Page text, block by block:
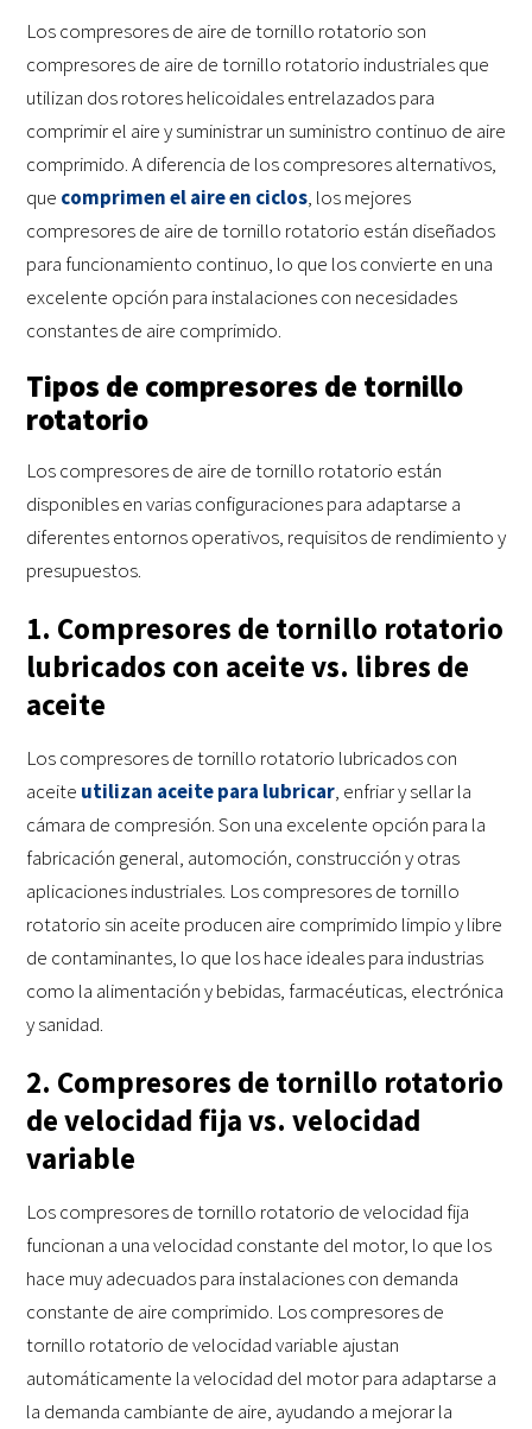
Los compresores de aire de tornillo rotatorio son
compresores de aire de tornillo rotatorio industriales que
utilizan dos rotores helicoidales entrelazados para
comprimir el aire y suministrar un suministro continuo de aire
comprimido. A diferencia de los compresores alternativos,
que comprimen el aire en ciclos, los mejores
compresores de aire de tornillo rotatorio están diseñados
para funcionamiento continuo, lo que los convierte en una
excelente opción para instalaciones con necesidades
constantes de aire comprimido.
Tipos de compresores de tornillo
rotatorio
Los compresores de aire de tornillo rotatorio están
disponibles en varias configuraciones para adaptarse a
diferentes entornos operativos, requisitos de rendimiento y
presupuestos.
1. Compresores de tornillo rotatorio
lubricados con aceite vs. libres de
aceite
Los compresores de tornillo rotatorio lubricados con
aceite utilizan aceite para lubricar, enfriar y sellar la
cámara de compresión. Son una excelente opción para la
fabricación general, automoción, construcción y otras
aplicaciones industriales. Los compresores de tornillo
rotatorio sin aceite producen aire comprimido limpio y libre
de contaminantes, lo que los hace ideales para industrias
como la alimentación y bebidas, farmacéuticas, electrónica
y sanidad.
2. Compresores de tornillo rotatorio
de velocidad fija vs. velocidad
variable
Los compresores de tornillo rotatorio de velocidad fija
funcionan a una velocidad constante del motor, lo que los
hace muy adecuados para instalaciones con demanda
constante de aire comprimido. Los compresores de
tornillo rotatorio de velocidad variable ajustan
automáticamente la velocidad del motor para adaptarse a
la demanda cambiante de aire, ayudando a mejorar la